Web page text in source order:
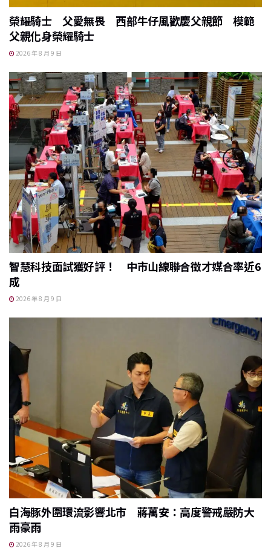
榮耀騎士 父愛無畏 西部牛仔風歡慶父親節 模範
父親化身榮耀騎士
2026 年 8 月 9 日
智慧科技面試獲好評！ 中市山線聯合徵才媒合率近6
成
2026 年 8 月 9 日
白海豚外圍環流影響北市 蔣萬安：高度警戒嚴防大
雨豪雨
2026 年 8 月 9 日